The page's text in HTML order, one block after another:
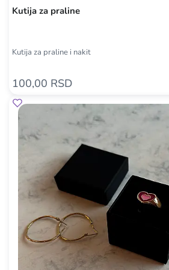
Kutija za praline
Kutija za praline i nakit
100,00 RSD